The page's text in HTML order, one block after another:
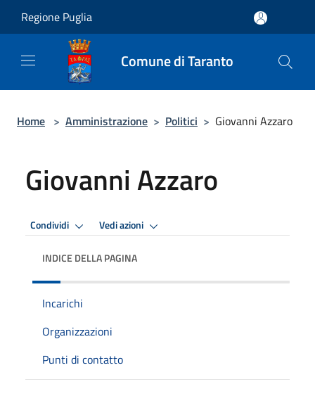
Regione Puglia
Comune di Taranto
Home > Amministrazione > Politici > Giovanni Azzaro
Giovanni Azzaro
Condividi Vedi azioni
INDICE DELLA PAGINA
Incarichi
Organizzazioni
Punti di contatto